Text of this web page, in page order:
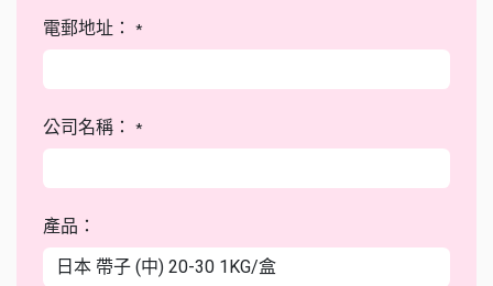
電郵地址： *
公司名稱： *
產品：